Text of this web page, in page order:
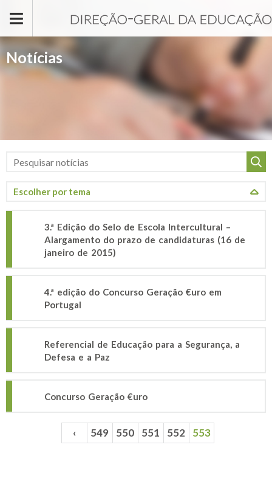
Notícias
3.ª Edição do Selo de Escola Intercultural –
Alargamento do prazo de candidaturas (16 de
janeiro de 2015)
4.ª edição do Concurso Geração €uro em
Portugal
Referencial de Educação para a Segurança, a
Defesa e a Paz
Concurso Geração €uro
‹ 549 550 551 552 553